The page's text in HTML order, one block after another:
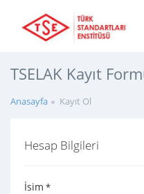
TSELAK Kayıt
Anasayfa Kayıt Ol
Hesap Bilgileri
İsim *